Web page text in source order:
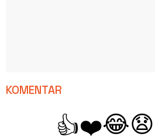
KOMENTAR
👍❤️😂😧